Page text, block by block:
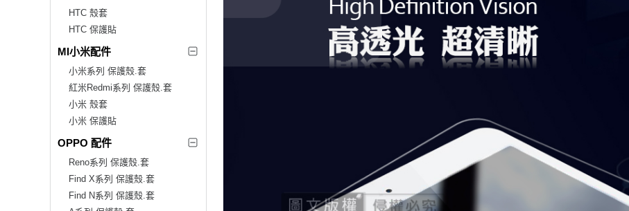
HTC 殼套
HTC 保護貼
MI小米配件
小米系列 保護殼.套
紅米Redmi系列 保護殼.套
小米 殼套
小米 保護貼
OPPO 配件
Reno系列 保護殼.套
Find X系列 保護殼.套
Find N系列 保護殼.套